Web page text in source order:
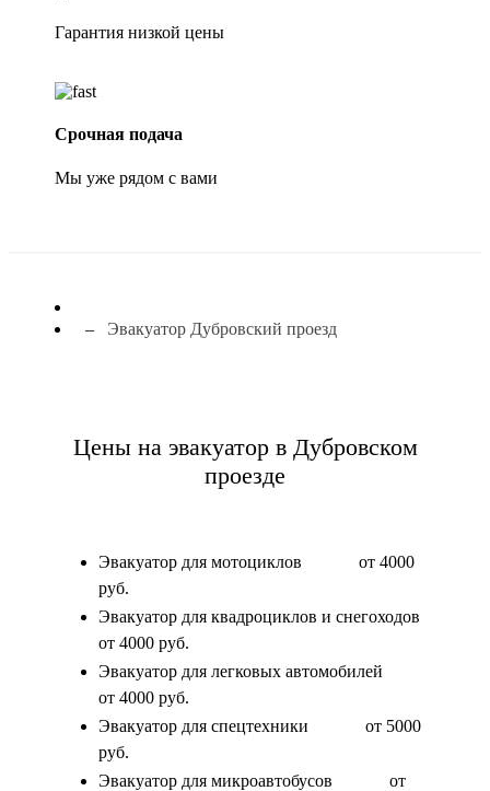
Гарантия низкой цены
Срочная подача
Мы уже рядом с вами
Эвакуатор Дубровский проезд
Цены на эвакуатор в Дубровском
проезде
Эвакуатор для мотоциклов
от 4000
руб.
Эвакуатор для квадроциклов и снегоходов
от 4000 руб.
Эвакуатор для легковых автомобилей
от 4000 руб.
Эвакуатор для спецтехники
от 5000
руб.
Эвакуатор для микроавтобусов
от